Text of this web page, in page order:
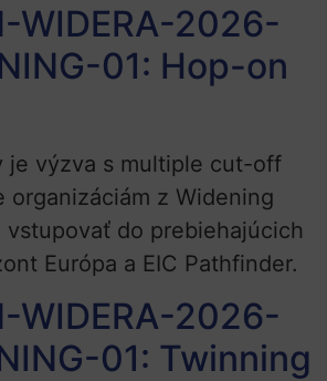
WIDERA-2026-
01: Hop-on
je výzva s multiple cut-off
organizáciám z Widening
do prebiehajúcich
Európa a EIC Pathfinder.
WIDERA-2026-
01: Twinning